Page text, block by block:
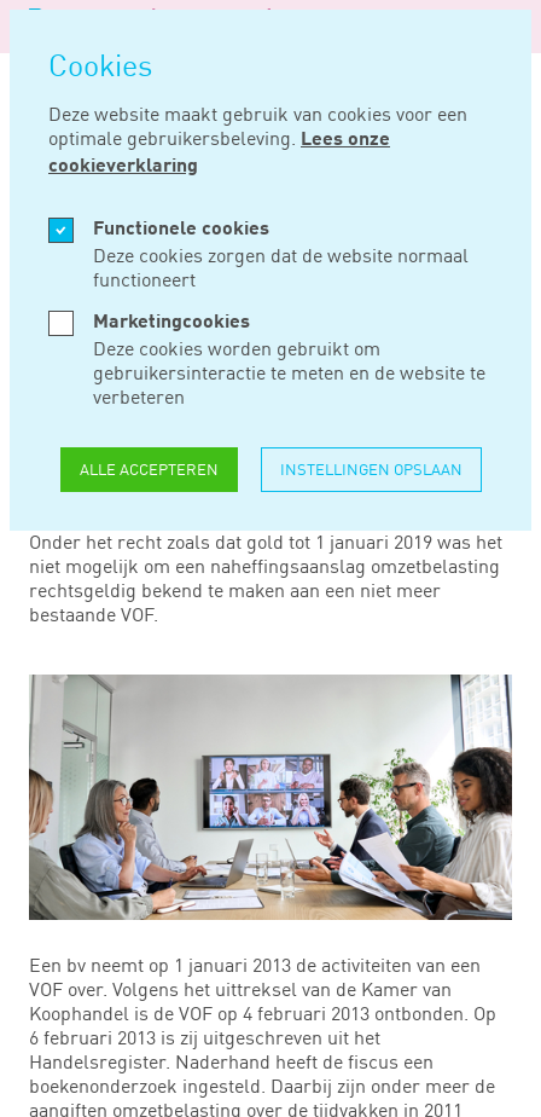
overslaan
Cookies
Deze website maakt gebruik van cookies voor een
optimale gebruikersbeleving. Lees onze
cookieverklaring
Functionele cookies
Deze cookies zorgen dat de website normaal
functioneert
Marketingcookies
Deze cookies worden gebruikt om
gebruikersinteractie te meten en de website te
verbeteren
ALLE ACCEPTEREN INSTELLINGEN OPSLAAN
Logo
Noord
Negentig
Home Nieuws
DEC 15, 2023
NA EINDE VOF VÓÓR
2019 GEEN BTW
MEER NA TE
HEFFEN
Onder het recht zoals dat gold tot 1 januari 2019 was het
niet mogelijk om een naheffingsaanslag omzetbelasting
rechtsgeldig bekend te maken aan een niet meer
bestaande VOF.
Een bv neemt op 1 januari 2013 de activiteiten van een
VOF over. Volgens het uittreksel van de Kamer van
Koophandel is de VOF op 4 februari 2013 ontbonden. Op
6 februari 2013 is zij uitgeschreven uit het
Handelsregister. Naderhand heeft de fiscus een
boekenonderzoek ingesteld. Daarbij zijn onder meer de
aangiften omzetbelasting over de tijdvakken in 2011